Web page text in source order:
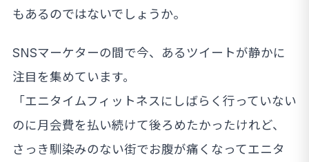
もあるのではないでしょうか。
SNSマーケターの間で今、あるツイートが静かに
注目を集めています。
「エニタイムフィットネスにしばらく行っていない
のに月会費を払い続けて後ろめたかったけれど、
さっき馴染みのない街でお腹が痛くなってエニタ